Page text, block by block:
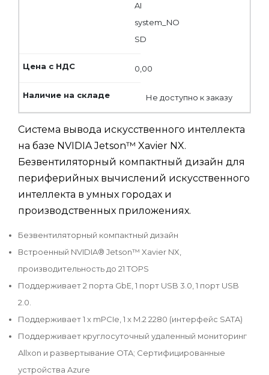
AI
system_NO
SD
0,00
Не доступно к заказу
Система вывода искусственного интеллекта
на базе NVIDIA Jetson™ Xavier NX.
Безвентиляторный компактный дизайн для
периферийных вычислений искусственного
интеллекта в умных городах и
производственных приложениях.
Безвентиляторный компактный дизайн
Встроенный NVIDIA® Jetson™ Xavier NX,
производительность до 21 TOPS
Поддерживает 2 порта GbE, 1 порт USB 3.0, 1 порт USB
2.0.
Поддерживает 1 x mPCIe, 1 x M.2 2280 (интерфейс SATA)
Поддерживает круглосуточный удаленный мониторинг
Allxon и развертывание OTA; Сертифицированные
устройства Azure